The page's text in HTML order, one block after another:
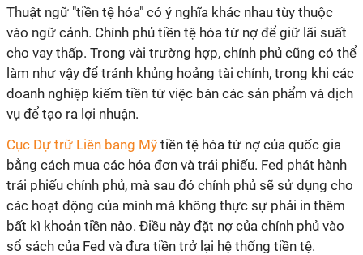
Thuật ngữ "tiền tệ hóa" có ý nghĩa khác nhau tùy thuộc
vào ngữ cảnh. Chính phủ tiền tệ hóa từ nợ để giữ lãi suất
cho vay thấp. Trong vài trường hợp, chính phủ cũng có thể
làm như vậy để tránh khủng hoảng tài chính, trong khi các
doanh nghiệp kiếm tiền từ việc bán các sản phẩm và dịch
vụ để tạo ra lợi nhuận.
Cục Dự trữ Liên bang Mỹ tiền tệ hóa từ nợ của quốc gia
bằng cách mua các hóa đơn và trái phiếu. Fed phát hành
trái phiếu chính phủ, mà sau đó chính phủ sẽ sử dụng cho
các hoạt động của mình mà không thực sự phải in thêm
bất kì khoản tiền nào. Điều này đặt nợ của chính phủ vào
sổ sách của Fed và đưa tiền trở lại hệ thống tiền tệ.